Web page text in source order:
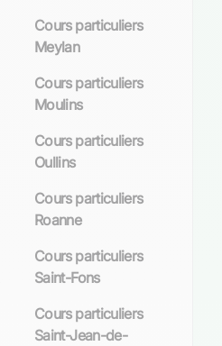
Cours particuliers
Meylan
Cours particuliers
Moulins
Cours particuliers
Oullins
Cours particuliers
Roanne
Cours particuliers
Saint-Fons
Cours particuliers
Saint-Jean-de-